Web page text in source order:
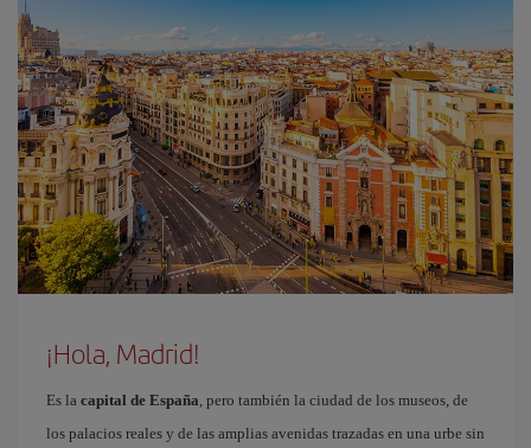
¡Hola, Madrid!
Es la capital de España, pero también la ciudad de los museos, de
los palacios reales y de las amplias avenidas trazadas en una urbe sin